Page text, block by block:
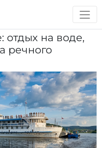
отдых на воде,
речного